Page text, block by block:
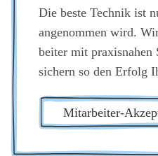
Die bes­te Tech­nik ist
ange­nom­men wird.
bei­ter mit pra­xis­na­hen
sichern so den Erfolg
Mit­ar­bei­ter-